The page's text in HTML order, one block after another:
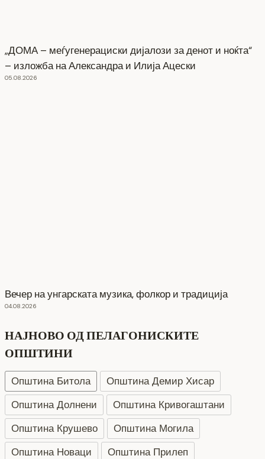
„ДОМА – меѓугенерациски дијалози за денот и ноќта“
– изложба на Александра и Илија Ацески
05.08.2026
Вечер на унгарската музика, фолкор и традиција
04.08.2026
НАЈНОВО ОД ПЕЛАГОНИСКИТЕ
ОПШТИНИ
Општина Битола
Општина Демир Хисар
Општина Долнени
Општина Кривогаштани
Општина Крушево
Општина Могила
Општина Новаци
Општина Прилеп